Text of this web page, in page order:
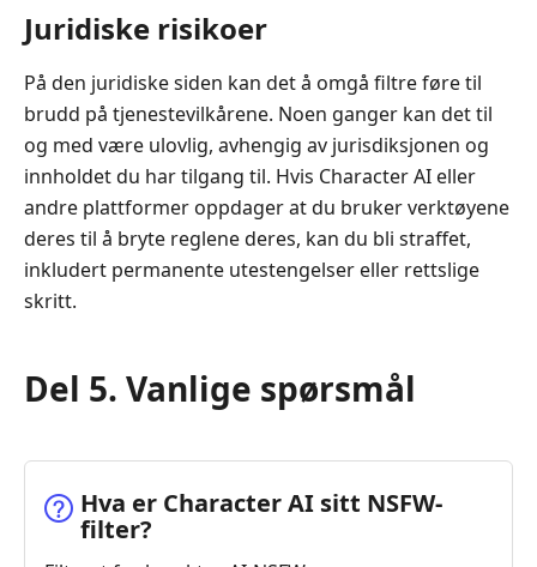
Juridiske risikoer
På den juridiske siden kan det å omgå filtre føre til
brudd på tjenestevilkårene. Noen ganger kan det til
og med være ulovlig, avhengig av jurisdiksjonen og
innholdet du har tilgang til. Hvis Character AI eller
andre plattformer oppdager at du bruker verktøyene
deres til å bryte reglene deres, kan du bli straffet,
inkludert permanente utestengelser eller rettslige
skritt.
Del 5. Vanlige spørsmål
Hva er Character AI sitt NSFW-
filter?